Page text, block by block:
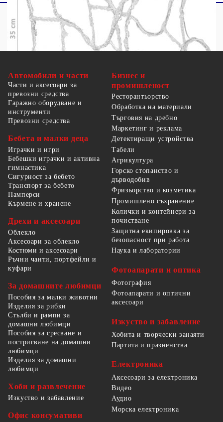
Автомобили и части
Части и аксесоари за
превозни средства
Гаражно оборудване и
инструменти
Превозни средства
Бебета и малки деца
Играчки и игри
Бебешки играчки и активна
гимнастика
Сигурност за бебето
Транспорт за бебето
Памперси
Кърмене и хранене
Дрехи и аксесоари
Облекло
Аксесоари за облекло
Костюми и аксесоари
Ръчни чанти, портфейли и
куфари
За домашните любимци
Пособия за малки животни
Изделия за рибки
Стълби и рампи за
домашни любимци
Пособия за сресване и
постригване на домашни
любимци
Изделия за домашни
любимци
Хоби и развлечение
Изкуство и забавление
Офис консумативи
Бизнес и
промишленост
Ресторантьорство
Обработка на материали
Търговия на дребно
Маркетинг и реклама
Детектиращи устройства
Табели
Агрикултура
Горско стопанство и
дърводобив
Фризьорство и козметика
Промишлено съхранение
Колички и контейнери за
почистване
Защитна екипировка за
безопасност при работа
Наука и лаборатории
Фотоапарати и оптика
Фотография
Фотоапарати и оптични
аксесоари
Изкуство и забавление
Хобита и творчески занаяти
Партита и празненства
Електроника
Аксесоари за електроника
Видео
Аудио
Морска електроника